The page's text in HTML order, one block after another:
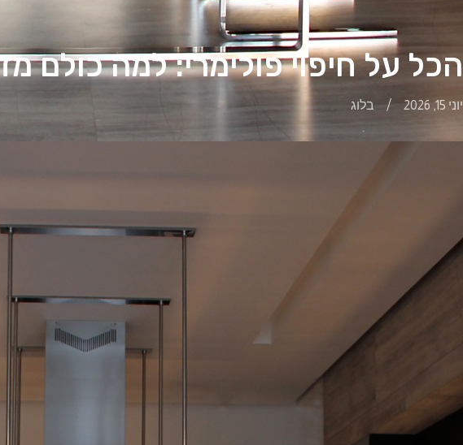
הכל על חיפוי פולימרי: למה כולם
יוני 15, 2026 / בלוג